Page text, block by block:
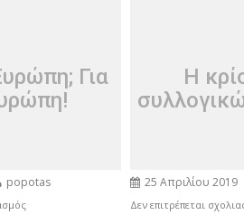
Για
popotas
στο
Η
25 Απριλίου 2019
Δεν επιτρέπεται